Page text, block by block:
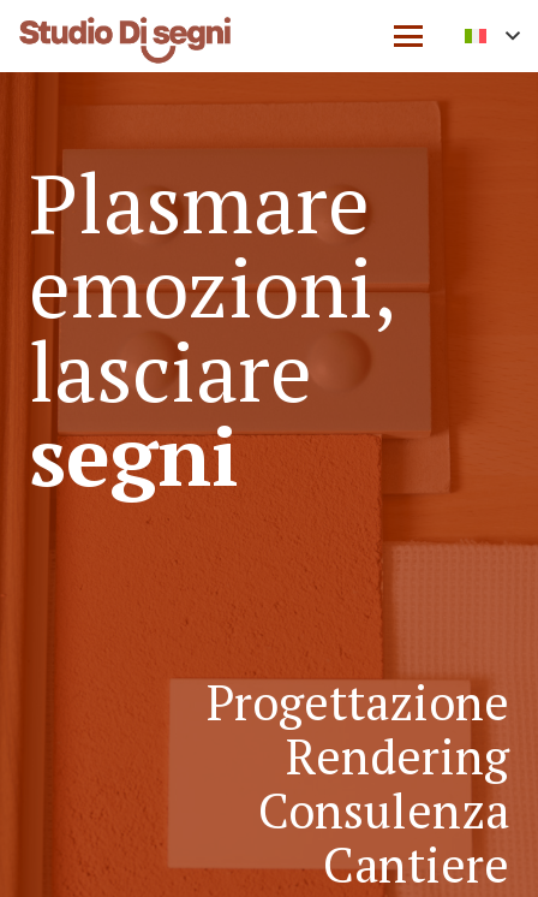
Plasmare
emozioni,
lasciare
segni
Progettazione
Rendering
Consulenza
Cantiere